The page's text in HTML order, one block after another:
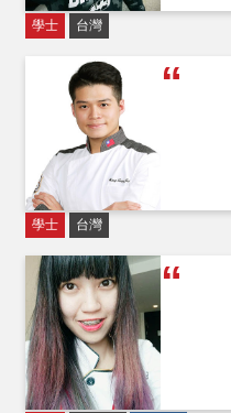
學士 台灣
學士 台灣